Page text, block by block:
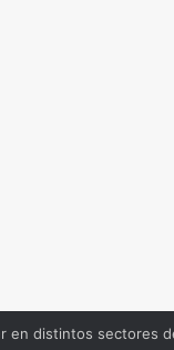
en distintos sectores